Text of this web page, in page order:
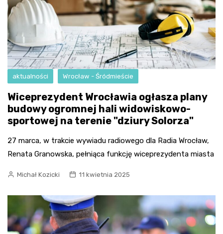
aktualności Wrocław - Śródmieście
Wiceprezydent Wrocławia ogłasza plany
budowy ogromnej hali widowiskowo-
sportowej na terenie "dziury Solorza"
27 marca, w trakcie wywiadu radiowego dla Radia Wrocław,
Renata Granowska, pełniąca funkcję wiceprezydenta miasta
Michał Kozicki 11 kwietnia 2025